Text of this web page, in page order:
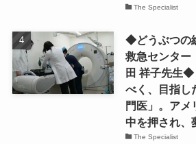
The Specialist
◆どうぶつの
救急センター
田 祥子先生◆
べく、目指し
門医」。アメ
中を押され、
The Specialist